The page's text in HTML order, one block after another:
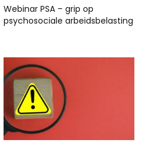
Webinar PSA – grip op
psychosociale arbeidsbelasting